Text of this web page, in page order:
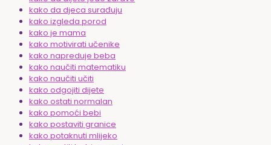
kako da djeca surađuju
kako izgleda porod
kako je mama
kako motivirati učenike
kako napreduje beba
kako naučiti matematiku
kako naučiti učiti
kako odgojiti dijete
kako ostati normalan
kako pomoći bebi
kako postaviti granice
kako potaknuti mlijeko